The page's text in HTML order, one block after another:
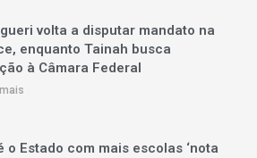
volta a disputar mandato na
enquanto Tainah busca
à Câmara Federal
o Estado com mais escolas ‘nota